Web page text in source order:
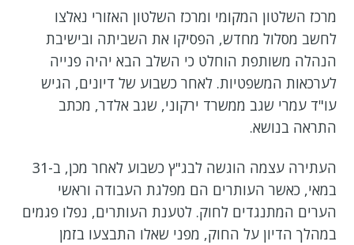
מרכז השלטון המקומי ומרכז השלטון האזורי נאלצו
לחשב מסלול מחדש, הפסיקו את השביתה ובישיבת
הנהלה משותפת הוחלט כי השלב הבא יהיה פנייה
לערכאות המשפטיות. לאחר כשבוע של דיונים, הגיש
עו"ד עמרי שגב ממשרד ירקוני, שגב אלדר, מכתב
התראה בנושא.
העתירה עצמה הוגשה לבג"ץ כשבוע לאחר מכן, ב-31
במאי, כאשר העותרים הם מפלגת העבודה וראשי
הערים המתנגדים לחוק. לטענת העותרים, נפלו פגמים
במהלך הדיון על החוק, מפני שאלו התבצעו בזמן